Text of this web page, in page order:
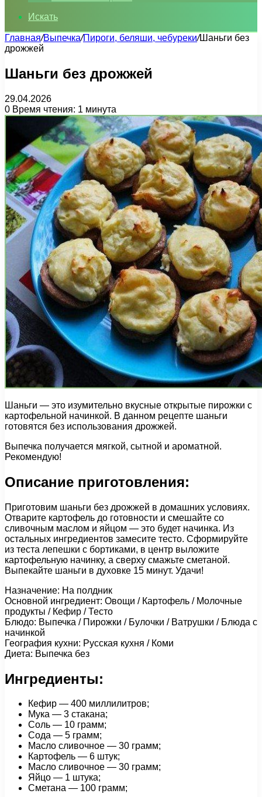
Искать
Главная/Выпечка/Пироги, беляши, чебуреки/Шаньги без
дрожжей
Шаньги без дрожжей
29.04.2026
0 Время чтения: 1 минута
Шаньги — это изумительно вкусные открытые пирожки с
картофельной начинкой. В данном рецепте шаньги
готовятся без использования дрожжей.
Выпечка получается мягкой, сытной и ароматной.
Рекомендую!
Описание приготовления:
Приготовим шаньги без дрожжей в домашних условиях.
Отварите картофель до готовности и смешайте со
сливочным маслом и яйцом — это будет начинка. Из
остальных ингредиентов замесите тесто. Сформируйте
из теста лепешки с бортиками, в центр выложите
картофельную начинку, а сверху смажьте сметаной.
Выпекайте шаньги в духовке 15 минут. Удачи!
Назначение: На полдник
Основной ингредиент: Овощи / Картофель / Молочные
продукты / Кефир / Тесто
Блюдо: Выпечка / Пирожки / Булочки / Ватрушки / Блюда с
начинкой
География кухни: Русская кухня / Коми
Диета: Выпечка без
Ингредиенты:
Кефир — 400 миллилитров;
Мука — 3 стакана;
Соль — 10 грамм;
Сода — 5 грамм;
Масло сливочное — 30 грамм;
Картофель — 6 штук;
Масло сливочное — 30 грамм;
Яйцо — 1 штука;
Сметана — 100 грамм;